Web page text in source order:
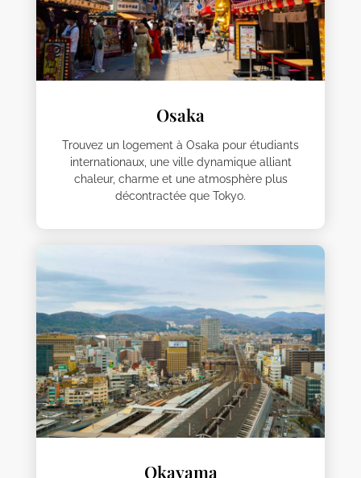
Osaka
Trouvez un logement à Osaka pour étudiants
internationaux, une ville dynamique alliant
chaleur, charme et une atmosphère plus
décontractée que Tokyo.
Okayama